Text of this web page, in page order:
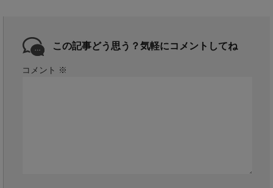
この記事どう思う？気軽にコメントしてね
コメント ※